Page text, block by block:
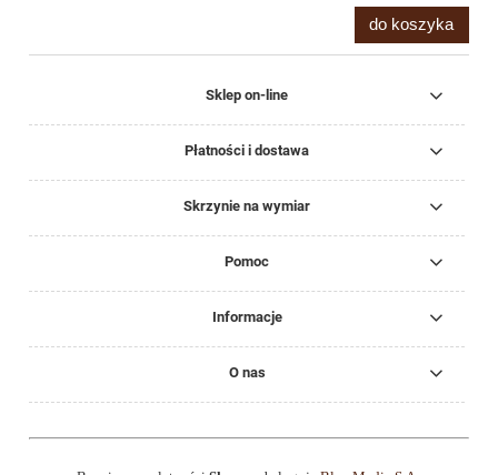
do koszyka
Sklep on-line
Płatności i dostawa
Skrzynie na wymiar
Pomoc
Informacje
O nas